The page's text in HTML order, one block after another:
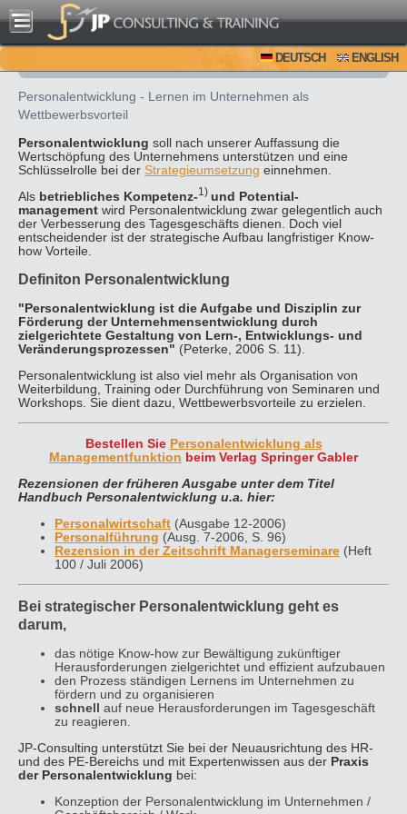
DEUTSCH ENGLISH
Personalentwicklung - Lernen im Unternehmen als
Wettbewerbsvorteil
Personalentwicklung soll nach unserer Auffassung die
Wertschöpfung des Unternehmens unterstützen und eine
Schlüsselrolle bei der Strategieumsetzung einnehmen.
Als betriebliches Kompetenz-1) und Potential-
management wird Personalentwicklung zwar gelegentlich auch
der Verbesserung des Tagesgeschäfts dienen. Doch viel
entscheidender ist der strategische Aufbau langfristiger Know-
how Vorteile.
Definiton Personalentwicklung
"Personalentwicklung ist die Aufgabe und Disziplin zur
Förderung der Unternehmensentwicklung durch
zielgerichtete Gestaltung von Lern-, Entwicklungs- und
Veränderungsprozessen" (Peterke, 2006 S. 11).
Personalentwicklung ist also viel mehr als Organisation von
Weiterbildung, Training oder Durchführung von Seminaren und
Workshops. Sie dient dazu, Wettbewerbsvorteile zu erzielen.
Bestellen Sie Personalentwicklung als
Managementfunktion beim Verlag Springer Gabler
Rezensionen der früheren Ausgabe unter dem Titel
Handbuch Personalentwicklung u.a. hier:
Personalwirtschaft (Ausgabe 12-2006)
Personalführung (Ausg. 7-2006, S. 96)
Rezension in der Zeitschrift Managerseminare (Heft
100 / Juli 2006)
Bei strategischer Personalentwicklung geht es
darum,
das nötige Know-how zur Bewältigung zukünftiger
Herausforderungen zielgerichtet und effizient aufzubauen
den Prozess ständigen Lernens im Unternehmen zu
fördern und zu organisieren
schnell auf neue Herausforderungen im Tagesgeschäft
zu reagieren.
JP-Consulting unterstützt Sie bei der Neuausrichtung des HR-
und des PE-Bereichs und mit Expertenwissen aus der Praxis
der Personalentwicklung bei:
Konzeption der Personalentwicklung im Unternehmen /